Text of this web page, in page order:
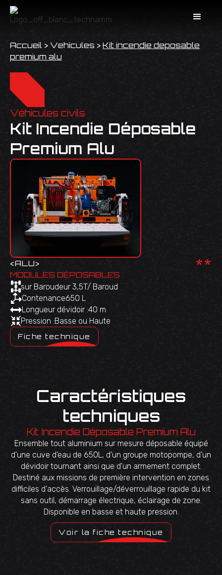
Accueil > Vehicules > Kit incendie deposable
premium alu
Véhicules civils
Kit Incendie Déposable
Premium Alu
MODULES DÉPOSABLES
sur Baroudeur 3,5T/ Baroud
Contenance650 L
Longueur dévidoir :40 m
Pression :Basse ou Haute
Fiche technique
<ALU> **
Caractéristiques
techniques
Kit Incendie Déposable Premium Alu
Ensemble tout aluminium sur mesure déposable équipé
d'une cuve d'eau de 650L, d’un groupe motopompe, d’un
dévidoir tournant ainsi que d'un armement complet.
Destiné aux missions de première intervention en zones
difficiles d'accès. Verrouillage/déverrouillage rapide du kit
sans outil, démarrage électrique, éclairage de zone.
Disponible en basse et haute pression.
Voir la fiche technique